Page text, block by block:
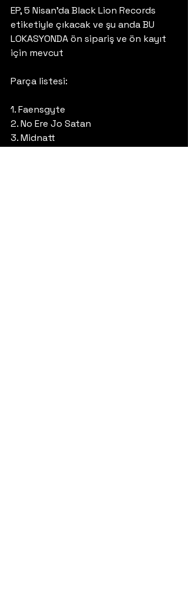
EP, 5 Nisan’da Black Lion Records
etiketiyle çıkacak ve şu anda BU
LOKASYONDA ön sipariş ve ön kayıt
için mevcut
Parça listesi:
1. Faensgyte
2. No Ere Jo Satan
3. Midnatt